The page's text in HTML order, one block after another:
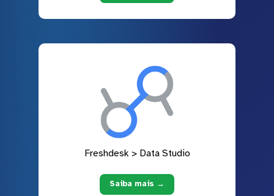
Freshdesk > Data Studio
Saiba mais →